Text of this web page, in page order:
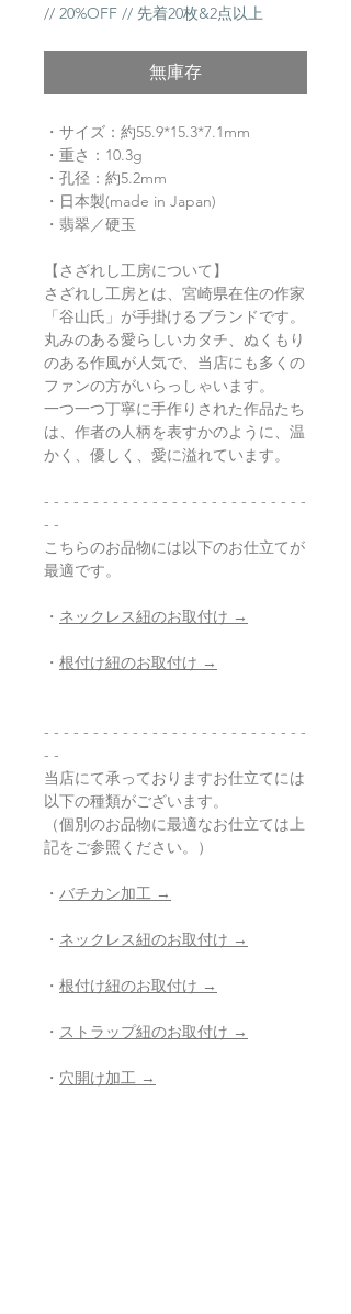
// 20%OFF // 先着20枚&2点以上
無庫存
・サイズ：約55.9*15.3*7.1mm
・重さ：10.3g
・孔径：約5.2mm
・日本製(made in Japan)
・翡翠／硬玉
【さざれし工房について】
さざれし工房とは、宮崎県在住の作家
「谷山氏」が手掛けるブランドです。
丸みのある愛らしいカタチ、ぬくもり
のある作風が人気で、当店にも多くの
ファンの方がいらっしゃいます。
一つ一つ丁寧に手作りされた作品たち
は、作者の人柄を表すかのように、温
かく、優しく、愛に溢れています。
- - - - - - - - - - - - - - - - - - - - - - - - - - -
- -
こちらのお品物には以下のお仕立てが
最適です。
・ ネックレス紐のお取付け →
・ 根付け紐のお取付け →
- - - - - - - - - - - - - - - - - - - - - - - - - - -
- -
当店にて承っておりますお仕立てには
以下の種類がございます。
（個別のお品物に最適なお仕立ては上
記をご参照ください。）
・ バチカン加工 →
・ ネックレス紐のお取付け →
・ 根付け紐のお取付け →
・ ストラップ紐のお取付け →
・ 穴開け加工 →